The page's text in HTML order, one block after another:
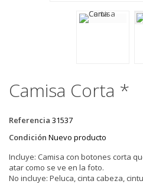
Camisa Corta *
Referencia 31537
Condición Nuevo producto
Incluye: Camisa con botones corta
atar como se ve en la foto.
No incluye: Peluca, cinta cabeza,